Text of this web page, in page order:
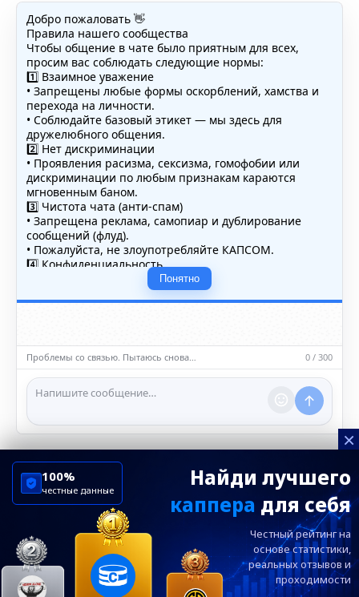
Добро пожаловать 👋
Правила нашего сообщества
Чтобы общение в чате было приятным для всех,
просим вас соблюдать следующие нормы:
1️⃣ Взаимное уважение
• Запрещены любые формы оскорблений, хамства и
перехода на личности.
• Соблюдайте базовый этикет — мы здесь для
дружелюбного общения.
2️⃣ Нет дискриминации
• Проявления расизма, сексизма, гомофобии или
дискриминации по любым признакам караются
мгновенным баном.
3️⃣ Чистота чата (анти-спам)
• Запрещена реклама, самопиар и дублирование
сообщений (флуд).
• Пожалуйста, не злоупотребляйте КАПСОМ.
4️⃣ Конфиденциальность
• Не публикуйте личные данные — свои или чужие
(телефоны, адреса, документы).
5️⃣ Уместность контента
насилию.
ℹ️ Модераторы и администраторы вправе удалять
сообщения и ограничивать доступ к чату при
нарушении правил.
Понятно
Проблемы со связью. Пытаюсь снова… 0 / 300
×
Найди лучшего
каппера для себя
Честный рейтинг на
основе статистики,
реальныхотзывов и
проходимости
100%
честные данные
ChelseaBluesRu
ФК Челси
Посетителям
Информация
Ежевечерний дайджест главных новостей от